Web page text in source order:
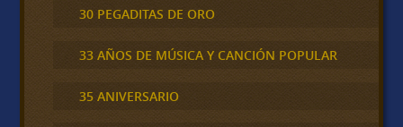
30 PEGADITAS DE ORO
33 AÑOS DE MÚSICA Y CANCIÓN POPULAR
35 ANIVERSARIO